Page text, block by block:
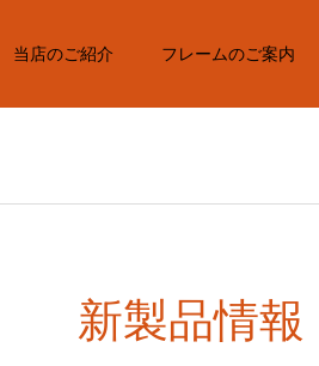
当店のご紹介 フレームのご案内
新製品情報